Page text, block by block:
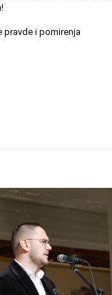
pravde i pomirenja